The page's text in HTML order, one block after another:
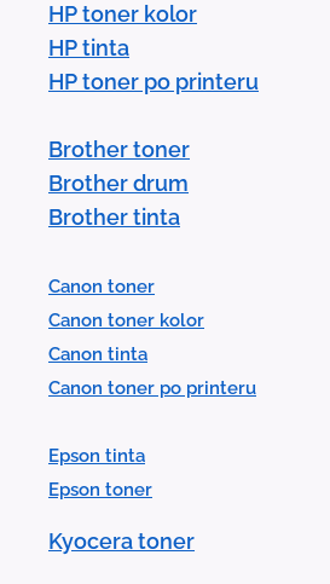
HP toner kolor
HP tinta
HP toner po printeru
Brother toner
Brother drum
Brother tinta
Canon toner
Canon toner kolor
Canon tinta
Canon toner po printeru
Epson tinta
Epson toner
Kyocera toner